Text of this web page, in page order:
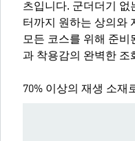
츠입니다. 군더더기 없
터까지 원하는 상의와
모든 코스를 위해 준비
과 착용감의 완벽한 조
70% 이상의 재생 소재